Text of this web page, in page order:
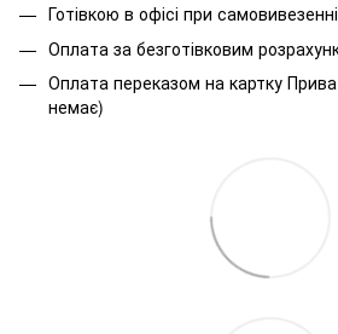
Готівкою в офісі при самовивезенні
Оплата за безготівковим
Оплата переказом на картку
немає)